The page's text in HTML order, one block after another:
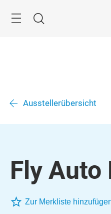
Suche
Ausstellerübersicht
Fly Auto
Zur Merkliste